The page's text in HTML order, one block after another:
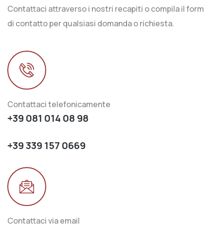
Contattaci attraverso i nostri recapiti o compila il form
di contatto per qualsiasi domanda o richiesta.
Contattaci telefonicamente
+39 081 014 08 98
+39 339 157 0669
Contattaci via email